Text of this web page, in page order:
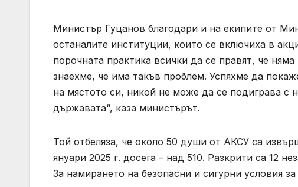
Министър Гуцанов благодари и на екипите от
останалите институции, които се включиха в
порочната практика всички да се правят, че
знаехме, че има такъв проблем. Успяхме да
на мястото си, никой не може да се подиграва
държавата“, каза министърът.
Той отбеляза, че около 50 души от АКСУ са
януари 2025 г. досега – над 510. Разкрити са 12
За намирането на безопасни и сигурни условия